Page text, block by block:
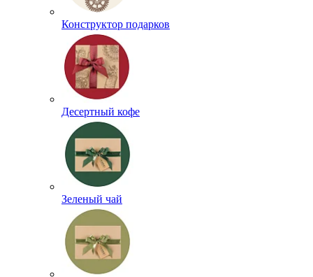
Конструктор подарков
Десертный кофе
Зеленый чай